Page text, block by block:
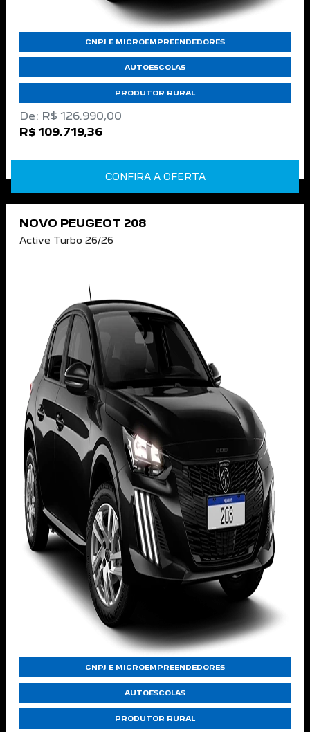
CNPJ E MICROEMPREENDEDORES
AUTOESCOLAS
PRODUTOR RURAL
De: R$ 126.990,00
R$ 109.719,36
CONFIRA A OFERTA
NOVO PEUGEOT 208
Active Turbo 26/26
CNPJ E MICROEMPREENDEDORES
AUTOESCOLAS
PRODUTOR RURAL